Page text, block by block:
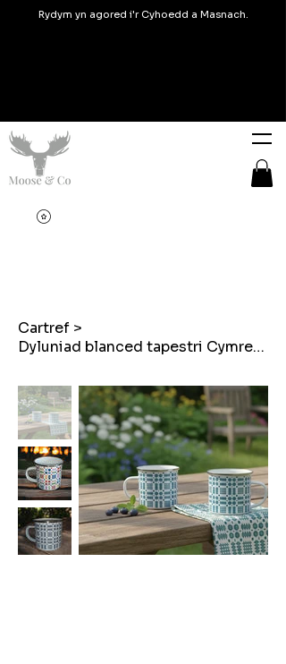
Rydym yn agored i'r Cyhoedd a Masnach.
Cartref >
Dyluniad blanced tapestri Cymreig Mygiau enamel